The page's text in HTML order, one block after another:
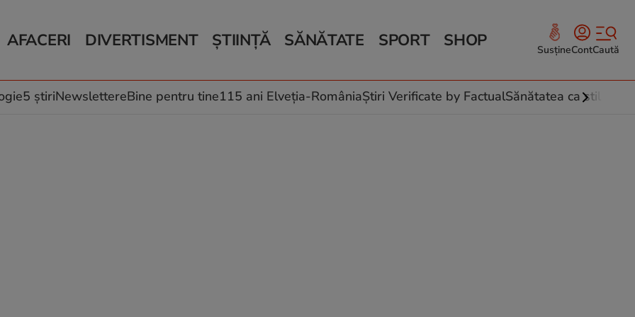
AFACERI
Auto
Locuri de muncă
DIVERTISMENT
Horoscop
Muzică și Filme
ȘTIINȚĂ
Schimbări climatice
SĂNĂTATE
Relații
Rețete culinare
SPORT SHOP SusțineContCaută
5 știriNewslettereBine pentru tine115 ani Elveția-RomâniaȘtiri Verificate by FactualSănătatea ca stil de